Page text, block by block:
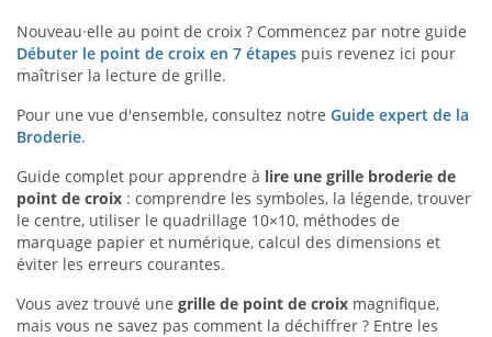
Nouveau·elle au point de croix ? Commencez par notre guide
Débuter le point de croix en 7 étapes puis revenez ici pour
maîtriser la lecture de grille.
Pour une vue d'ensemble, consultez notre Guide expert de la
Broderie.
Guide complet pour apprendre à lire une grille broderie de
point de croix : comprendre les symboles, la légende, trouver
le centre, utiliser le quadrillage 10×10, méthodes de
marquage papier et numérique, calcul des dimensions et
éviter les erreurs courantes.
Vous avez trouvé une grille de point de croix magnifique,
mais vous ne savez pas comment la déchiffrer ? Entre les